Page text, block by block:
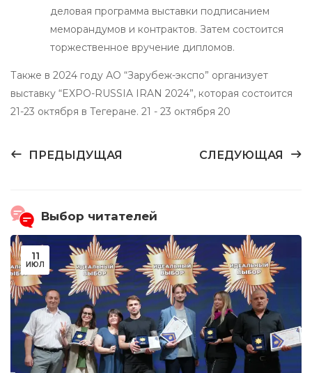
деловая программа выставки подписанием
меморандумов и контрактов. Затем состоится
торжественное вручение дипломов.
Также в 2024 году АО “Зарубеж-экспо” организует
выставку “EXPO-RUSSIA IRAN 2024”, которая состоится
21-23 октября в Тегеране. 21 - 23 октября 20
ПРЕДЫДУЩАЯ СЛЕДУЮЩАЯ
Выбор читателей
11
ИЮЛ